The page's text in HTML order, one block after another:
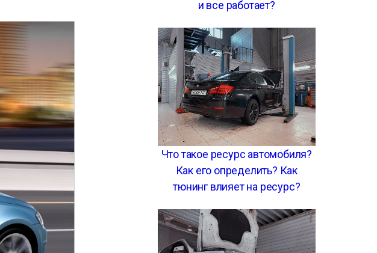
и все работает?
Что такое ресурс автомобиля?
Как его определить? Как
тюнинг влияет на ресурс?